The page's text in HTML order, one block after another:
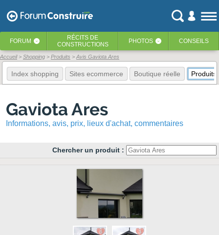
FORUM ‹ RÉCITS DE
CONSTRUCTIONS
PHOTOS ‹ CONSEILS
Accueil Shopping Produits Avis Gaviota Ares
Index shopping Sites ecommerce Boutique réelle Produits
Gaviota Ares
Informations, avis, prix, lieux d'achat, commentaires
Chercher un produit :
8
3